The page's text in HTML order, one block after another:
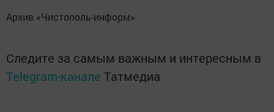
Архив «Чистополь-информ»
Следите за самым важным и интересным в
Telegram-канале Татмедиа